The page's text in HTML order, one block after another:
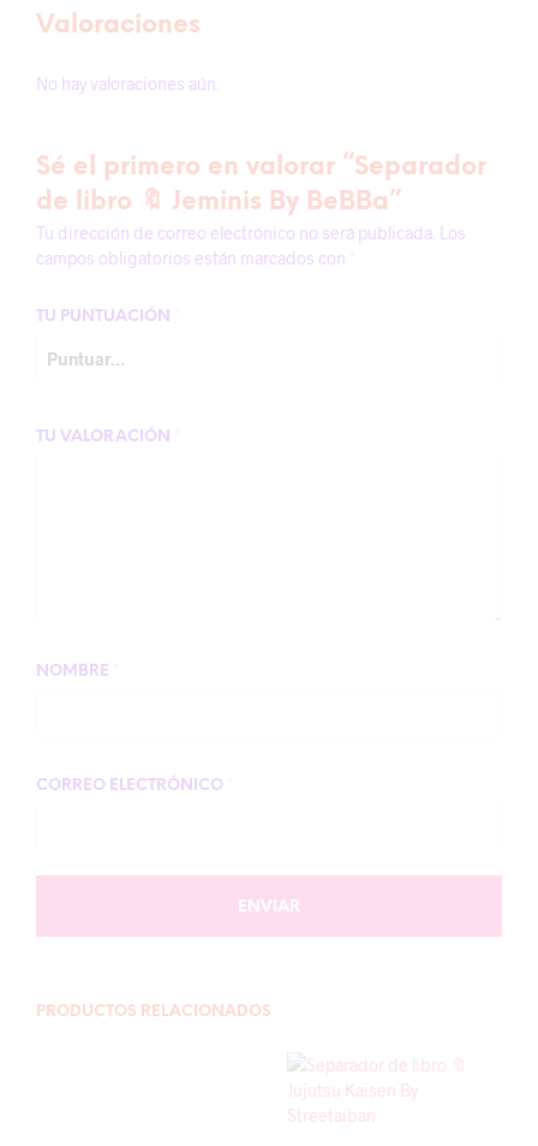
Valoraciones
No hay valoraciones aún.
Sé el primero en valorar “Separador
de libro 🔖 Jeminis By BeBBa”
Tu dirección de correo electrónico no será publicada. Los
campos obligatorios están marcados con
TU PUNTUACIÓN
TU VALORACIÓN
NOMBRE
CORREO ELECTRÓNICO
PRODUCTOS RELACIONADOS